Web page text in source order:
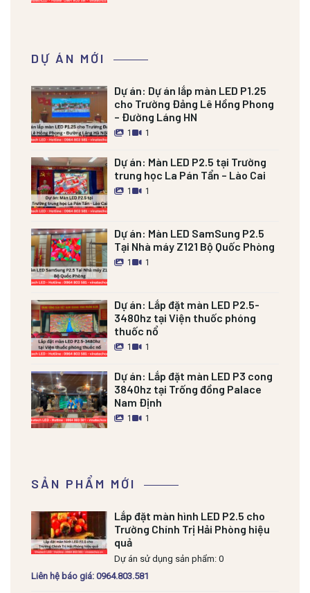
DỰ ÁN MỚI
Dự án: Dự án lắp màn LED P1.25
cho Trường Đảng Lê Hồng Phong
– Đường Láng HN
1 1
Dự án: Màn LED P2.5 tại Trường
trung học La Pán Tẩn – Lào Cai
1 1
Dự án: Màn LED SamSung P2.5
Tại Nhà máy Z121 Bộ Quốc Phòng
1 1
Dự án: Lắp đặt màn LED P2.5-
3480hz tại Viện thuốc phóng
thuốc nổ
1 1
Dự án: Lắp đặt màn LED P3 cong
3840hz tại Trống đồng Palace
Nam Định
1 1
SẢN PHẨM MỚI
Lắp đặt màn hình LED P2.5 cho
Trường Chính Trị Hải Phòng hiệu
quả
Dự án sử dụng sản phẩm: 0
Liên hệ báo giá: 0964.803.581